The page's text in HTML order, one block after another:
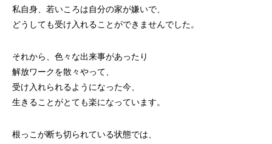
私自身、若いころは自分の家が嫌いで、
どうしても受け入れることができませんでした。
それから、色々な出来事があったり
解放ワークを散々やって、
受け入れられるようになった今、
生きることがとても楽になっています。
根っこが断ち切られている状態では、